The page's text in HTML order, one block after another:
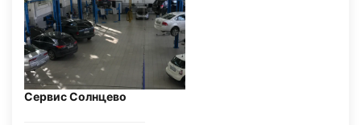
Сервис Солнцево